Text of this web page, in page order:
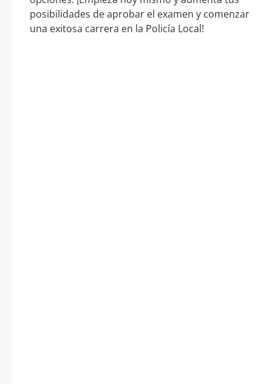
posibilidades de aprobar el examen y comenzar
una exitosa carrera en la Policía Local!